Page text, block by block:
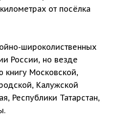
от посёлка
широколиственных
России, но везде
книгу Московской,
Калужской
Республики Татарстан,